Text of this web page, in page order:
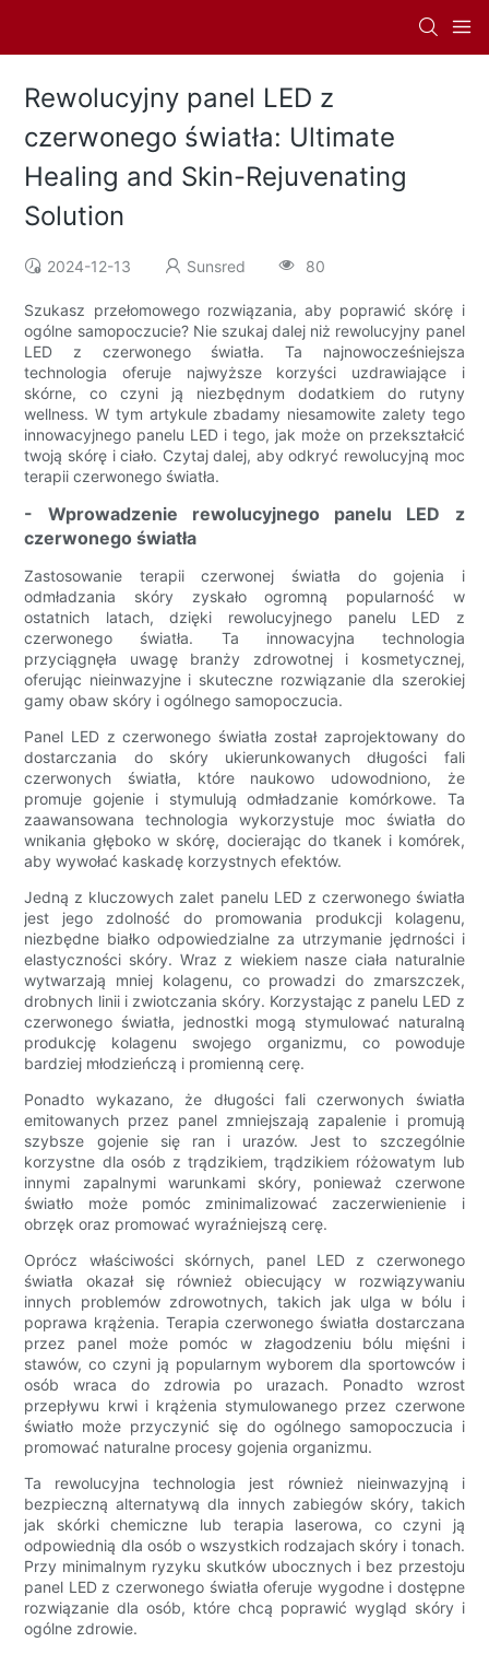
Rewolucyjny panel LED z
czerwonego światła: Ultimate
Healing and Skin-Rejuvenating
Solution
2024-12-13 Sunsred 80
Szukasz przełomowego rozwiązania, aby poprawić skórę i
ogólne samopoczucie? Nie szukaj dalej niż rewolucyjny panel
LED z czerwonego światła. Ta najnowocześniejsza
technologia oferuje najwyższe korzyści uzdrawiające i
skórne, co czyni ją niezbędnym dodatkiem do rutyny
wellness. W tym artykule zbadamy niesamowite zalety tego
innowacyjnego panelu LED i tego, jak może on przekształcić
twoją skórę i ciało. Czytaj dalej, aby odkryć rewolucyjną moc
terapii czerwonego światła.
- Wprowadzenie rewolucyjnego panelu LED z
czerwonego światła
Zastosowanie terapii czerwonej światła do gojenia i
odmładzania skóry zyskało ogromną popularność w
ostatnich latach, dzięki rewolucyjnego panelu LED z
czerwonego światła. Ta innowacyjna technologia
przyciągnęła uwagę branży zdrowotnej i kosmetycznej,
oferując nieinwazyjne i skuteczne rozwiązanie dla szerokiej
gamy obaw skóry i ogólnego samopoczucia.
Panel LED z czerwonego światła został zaprojektowany do
dostarczania do skóry ukierunkowanych długości fali
czerwonych światła, które naukowo udowodniono, że
promuje gojenie i stymulują odmładzanie komórkowe. Ta
zaawansowana technologia wykorzystuje moc światła do
wnikania głęboko w skórę, docierając do tkanek i komórek,
aby wywołać kaskadę korzystnych efektów.
Jedną z kluczowych zalet panelu LED z czerwonego światła
jest jego zdolność do promowania produkcji kolagenu,
niezbędne białko odpowiedzialne za utrzymanie jędrności i
elastyczności skóry. Wraz z wiekiem nasze ciała naturalnie
wytwarzają mniej kolagenu, co prowadzi do zmarszczek,
drobnych linii i zwiotczania skóry. Korzystając z panelu LED z
czerwonego światła, jednostki mogą stymulować naturalną
produkcję kolagenu swojego organizmu, co powoduje
bardziej młodzieńczą i promienną cerę.
Ponadto wykazano, że długości fali czerwonych światła
emitowanych przez panel zmniejszają zapalenie i promują
szybsze gojenie się ran i urazów. Jest to szczególnie
korzystne dla osób z trądzikiem, trądzikiem różowatym lub
innymi zapalnymi warunkami skóry, ponieważ czerwone
światło może pomóc zminimalizować zaczerwienienie i
obrzęk oraz promować wyraźniejszą cerę.
Oprócz właściwości skórnych, panel LED z czerwonego
światła okazał się również obiecujący w rozwiązywaniu
innych problemów zdrowotnych, takich jak ulga w bólu i
poprawa krążenia. Terapia czerwonego światła dostarczana
przez panel może pomóc w złagodzeniu bólu mięśni i
stawów, co czyni ją popularnym wyborem dla sportowców i
osób wraca do zdrowia po urazach. Ponadto wzrost
przepływu krwi i krążenia stymulowanego przez czerwone
światło może przyczynić się do ogólnego samopoczucia i
promować naturalne procesy gojenia organizmu.
Ta rewolucyjna technologia jest również nieinwazyjną i
bezpieczną alternatywą dla innych zabiegów skóry, takich
jak skórki chemiczne lub terapia laserowa, co czyni ją
odpowiednią dla osób o wszystkich rodzajach skóry i tonach.
Przy minimalnym ryzyku skutków ubocznych i bez przestoju
panel LED z czerwonego światła oferuje wygodne i dostępne
rozwiązanie dla osób, które chcą poprawić wygląd skóry i
ogólne zdrowie.